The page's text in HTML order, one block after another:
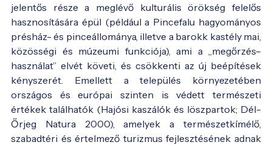
jelentős része a meglévő kulturális örökség felelős
hasznosítására épül (például a Pincefalu hagyományos
présház- és pinceállománya, illetve a barokk kastély mai,
közösségi és múzeumi funkciója), ami a „megőrzés–
használat” elvét követi, és csökkenti az új beépítések
kényszerét. Emellett a település környezetében
országos és európai szinten is védett természeti
értékek találhatók (Hajósi kaszálók és löszpartok; Dél-
Őrjeg Natura 2000), amelyek a természetkímélő,
szabadtéri és értelmező turizmus fejlesztésének adnak